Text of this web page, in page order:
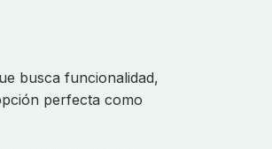
busca funcionalidad,
perfecta como